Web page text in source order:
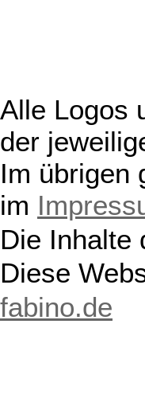
Alle Logos
der
Im übrigen
im
Die Inhalte
Diese
fabino.de